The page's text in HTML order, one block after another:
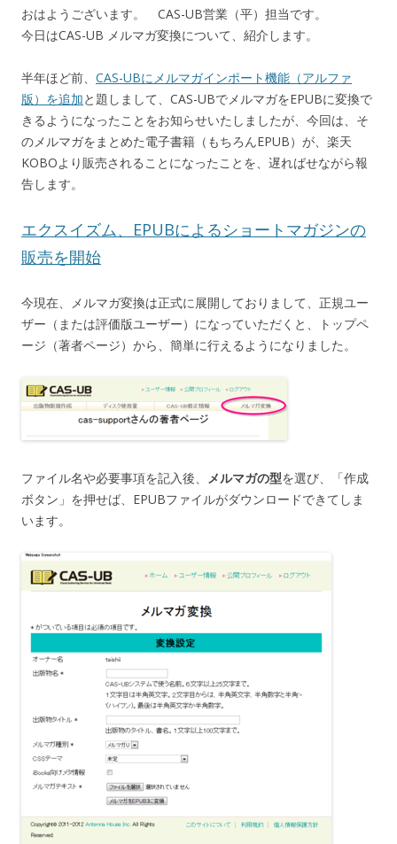
おはようございます。 CAS-UB営業（平）担当です。
今日はCAS-UB メルマガ変換について、紹介します。
半年ほど前、 CAS-UBにメルマガインポート機能（アルファ
版）を追加と題しまして、CAS-UBでメルマガをEPUBに変換で
きるようになったことをお知らせいたしましたが、今回は、そ
のメルマガをまとめた電子書籍（もちろんEPUB）が、楽天
KOBOより販売されることになったことを、遅ればせながら報
告します。
エクスイズム、EPUBによるショートマガジンの
販売を開始
今現在、メルマガ変換は正式に展開しておりまして、正規ユー
ザー（または評価版ユーザー）になっていただくと、トップペ
ージ（著者ページ）から、簡単に行えるようになりました。
ファイル名や必要事項を記入後、 メルマガの型を選び、「作成
ボタン」を押せば、EPUBファイルがダウンロードできてしま
います。